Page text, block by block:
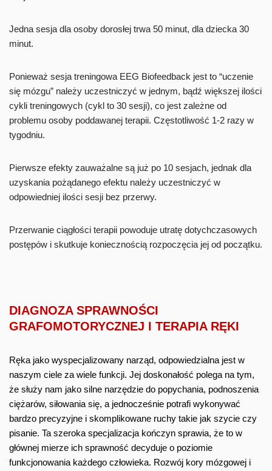
Jedna sesja dla osoby dorosłej trwa 50 minut, dla dziecka 30
minut.
Ponieważ sesja treningowa EEG Biofeedback jest to “uczenie
się mózgu” należy uczestniczyć w jednym, bądź większej ilości
cykli treningowych (cykl to 30 sesji), co jest zależne od
problemu osoby poddawanej terapii. Częstotliwość 1-2 razy w
tygodniu.
Pierwsze efekty zauważalne są już po 10 sesjach, jednak dla
uzyskania pożądanego efektu należy uczestniczyć w
odpowiedniej ilości sesji bez przerwy.
Przerwanie ciągłości terapii powoduje utratę dotychczasowych
postępów i skutkuje koniecznością rozpoczęcia jej od początku.
DIAGNOZA SPRAWNOŚCI
GRAFOMOTORYCZNEJ I TERAPIA RĘKI
Ręka jako wyspecjalizowany narząd, odpowiedzialna jest w
naszym ciele za wiele funkcji. Jej doskonałość polega na tym,
że służy nam jako silne narzędzie do popychania, podnoszenia
ciężarów, siłowania się, a jednocześnie potrafi wykonywać
bardzo precyzyjne i skomplikowane ruchy takie jak szycie czy
pisanie. Ta szeroka specjalizacja kończyn sprawia, że to w
głównej mierze ich sprawność decyduje o poziomie
funkcjonowania każdego człowieka. Rozwój kory mózgowej i